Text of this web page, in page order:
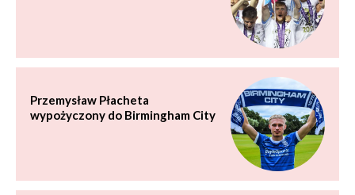
Przemysław Płacheta
wypożyczony do Birmingham City